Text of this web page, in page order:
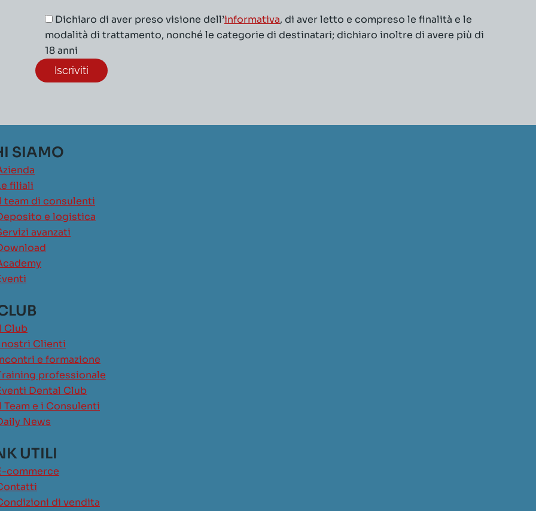
Dichiaro di aver preso visione dell’informativa, di aver letto e compreso le finalità e le
modalità di trattamento, nonché le categorie di destinatari; dichiaro inoltre di avere più di
18 anni
SIAMO
filiali
team di consulenti
e logistica
avanzati
Club
nostri Clienti
e formazione
professionale
Dental Club
Team e i Consulenti
News
UTILI
commerce
di vendita